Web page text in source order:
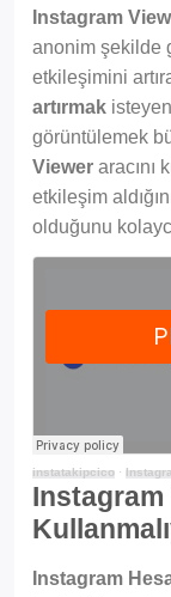
Instagram
anonim şekilde
etkileşimini
artırmak
görüntülemek
Viewer aracını
etkileşim
olduğunu
instatakipcico ·
Instagram
Instagram